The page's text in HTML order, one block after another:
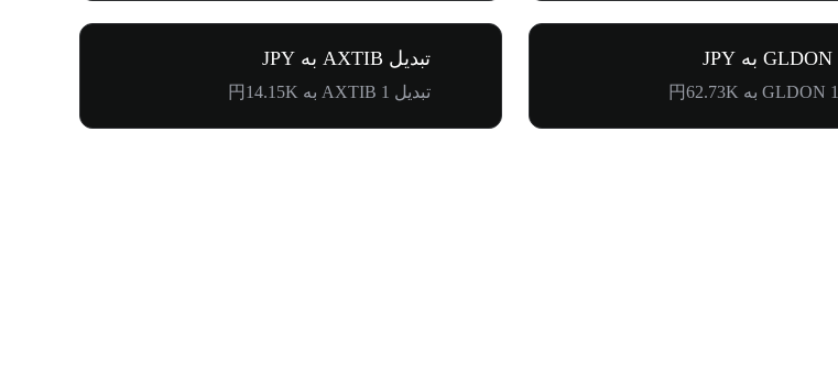
تبدیل AXTIB به JPY
تبدیل 1 AXTIB به 円14.15K